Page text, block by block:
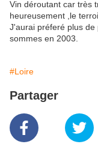
Vin déroutant car très
heureusement ,le
J'aurai préferé plus
sommes en 2003.
#Loire
Partager